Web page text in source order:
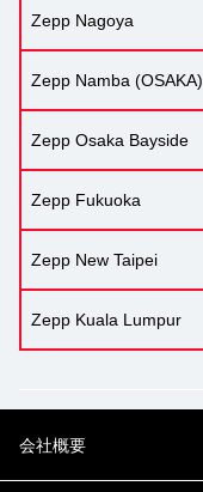
Zepp Nagoya
Zepp Namba (OSAKA)
Zepp Osaka Bayside
Zepp Fukuoka
Zepp New Taipei
Zepp Kuala Lumpur
会社概要